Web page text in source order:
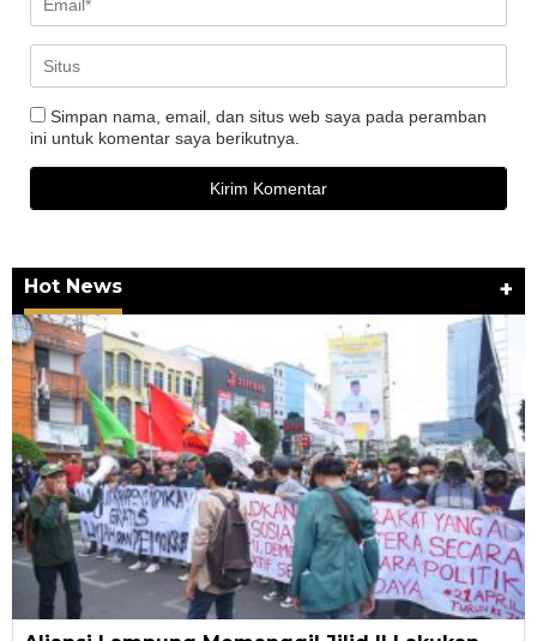
Simpan nama, email, dan situs web saya pada peramban
ini untuk komentar saya berikutnya.
Hot News +